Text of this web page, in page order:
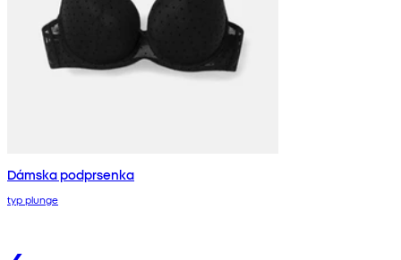
Dámska podprsenka
typ plunge